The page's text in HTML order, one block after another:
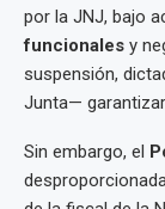
por la JNJ, bajo
funcionales y
suspensión,
Junta—
Sin embargo, el